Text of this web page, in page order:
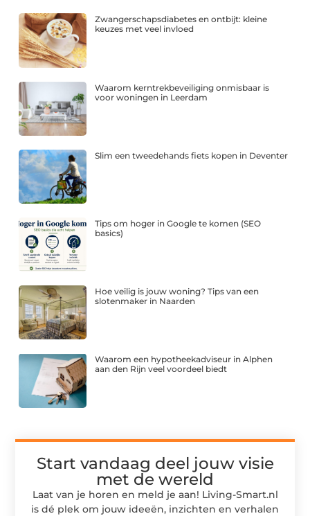
Zwangerschapsdiabetes en ontbijt: kleine
keuzes met veel invloed
Waarom kerntrekbeveiliging onmisbaar is
voor woningen in Leerdam
Slim een tweedehands fiets kopen in Deventer
Tips om hoger in Google te komen (SEO
basics)
Hoe veilig is jouw woning? Tips van een
slotenmaker in Naarden
Waarom een hypotheekadviseur in Alphen
aan den Rijn veel voordeel biedt
Start vandaag deel jouw visie
met de wereld
Laat van je horen en meld je aan! Living-Smart.nl
is dé plek om jouw ideeën, inzichten en verhalen